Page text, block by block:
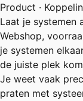
Product ·
Laat je systemen
Webshop,
je systemen
de juiste plek
Je weet vaak
praten met